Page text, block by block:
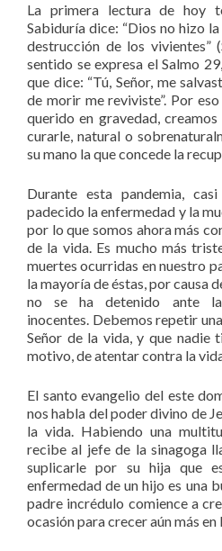
La primera lectura de hoy
Sabiduría dice: “Dios no hizo
destrucción de los vivientes”
sentido se expresa el Salmo
que dice: “Tú, Señor, me
de morir me reviviste”. Por
querido en gravedad,
curarle, natural o
su mano la que concede la
Durante esta pandemia,
padecido la enfermedad y la
por lo que somos ahora más
de la vida. Es mucho más
muertes ocurridas en nuestro
la mayoría de éstas, por causa
no se ha detenido ante
inocentes. Debemos repetir
Señor de la vida, y que nadie
motivo, de atentar contra la
El santo evangelio del este
nos habla del poder divino de
la vida. Habiendo una
recibe al jefe de la sinagoga
suplicarle por su hija que
enfermedad de un hijo es una
padre incrédulo comience a
ocasión para crecer aún más en